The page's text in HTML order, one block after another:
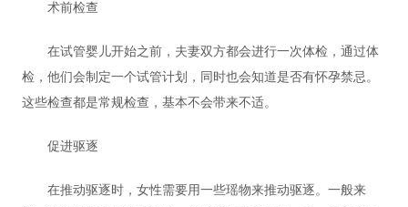
术前检查
在试管婴儿开始之前，夫妻双方都会进行一次体检，通过体
检，他们会制定一个试管计划，同时也会知道是否有怀孕禁忌。
这些检查都是常规检查，基本不会带来不适。
促进驱逐
在推动驱逐时，女性需要用一些瑶物来推动驱逐。一般来